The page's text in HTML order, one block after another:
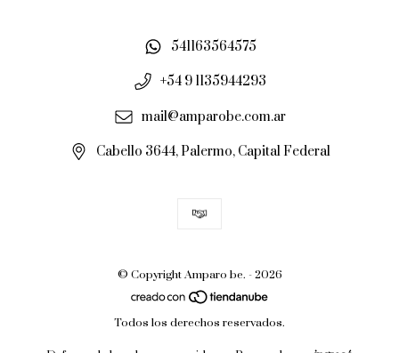
541163564575
+54 9 1135944293
mail@amparobe.com.ar
Cabello 3644, Palermo, Capital Federal
© Copyright Amparo be. - 2026
Todos los derechos reservados.